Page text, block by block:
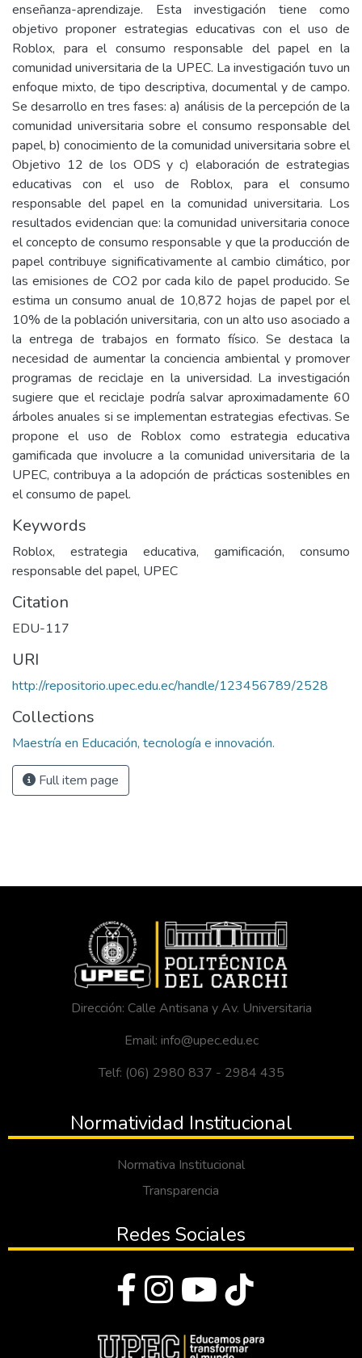
enseñanza-aprendizaje. Esta investigación tiene como
objetivo proponer estrategias educativas con el uso de
Roblox, para el consumo responsable del papel en la
comunidad universitaria de la UPEC. La investigación tuvo un
enfoque mixto, de tipo descriptiva, documental y de campo.
Se desarrollo en tres fases: a) análisis de la percepción de la
comunidad universitaria sobre el consumo responsable del
papel, b) conocimiento de la comunidad universitaria sobre el
Objetivo 12 de los ODS y c) elaboración de estrategias
educativas con el uso de Roblox, para el consumo
responsable del papel en la comunidad universitaria. Los
resultados evidencian que: la comunidad universitaria conoce
el concepto de consumo responsable y que la producción de
papel contribuye significativamente al cambio climático, por
las emisiones de CO2 por cada kilo de papel producido. Se
estima un consumo anual de 10,872 hojas de papel por el
10% de la población universitaria, con un alto uso asociado a
la entrega de trabajos en formato físico. Se destaca la
necesidad de aumentar la conciencia ambiental y promover
programas de reciclaje en la universidad. La investigación
sugiere que el reciclaje podría salvar aproximadamente 60
árboles anuales si se implementan estrategias efectivas. Se
propone el uso de Roblox como estrategia educativa
gamificada que involucre a la comunidad universitaria de la
UPEC, contribuya a la adopción de prácticas sostenibles en
el consumo de papel.
Keywords
Roblox, estrategia educativa, gamificación, consumo
responsable del papel, UPEC
Citation
EDU-117
URI
http://repositorio.upec.edu.ec/handle/123456789/2528
Collections
Maestría en Educación, tecnología e innovación.
Full item page
Dirección: Calle Antisana y Av. Universitaria
Email: info@upec.edu.ec
Telf: (06) 2980 837 - 2984 435
Normatividad Institucional
Normativa Institucional
Transparencia
Redes Sociales